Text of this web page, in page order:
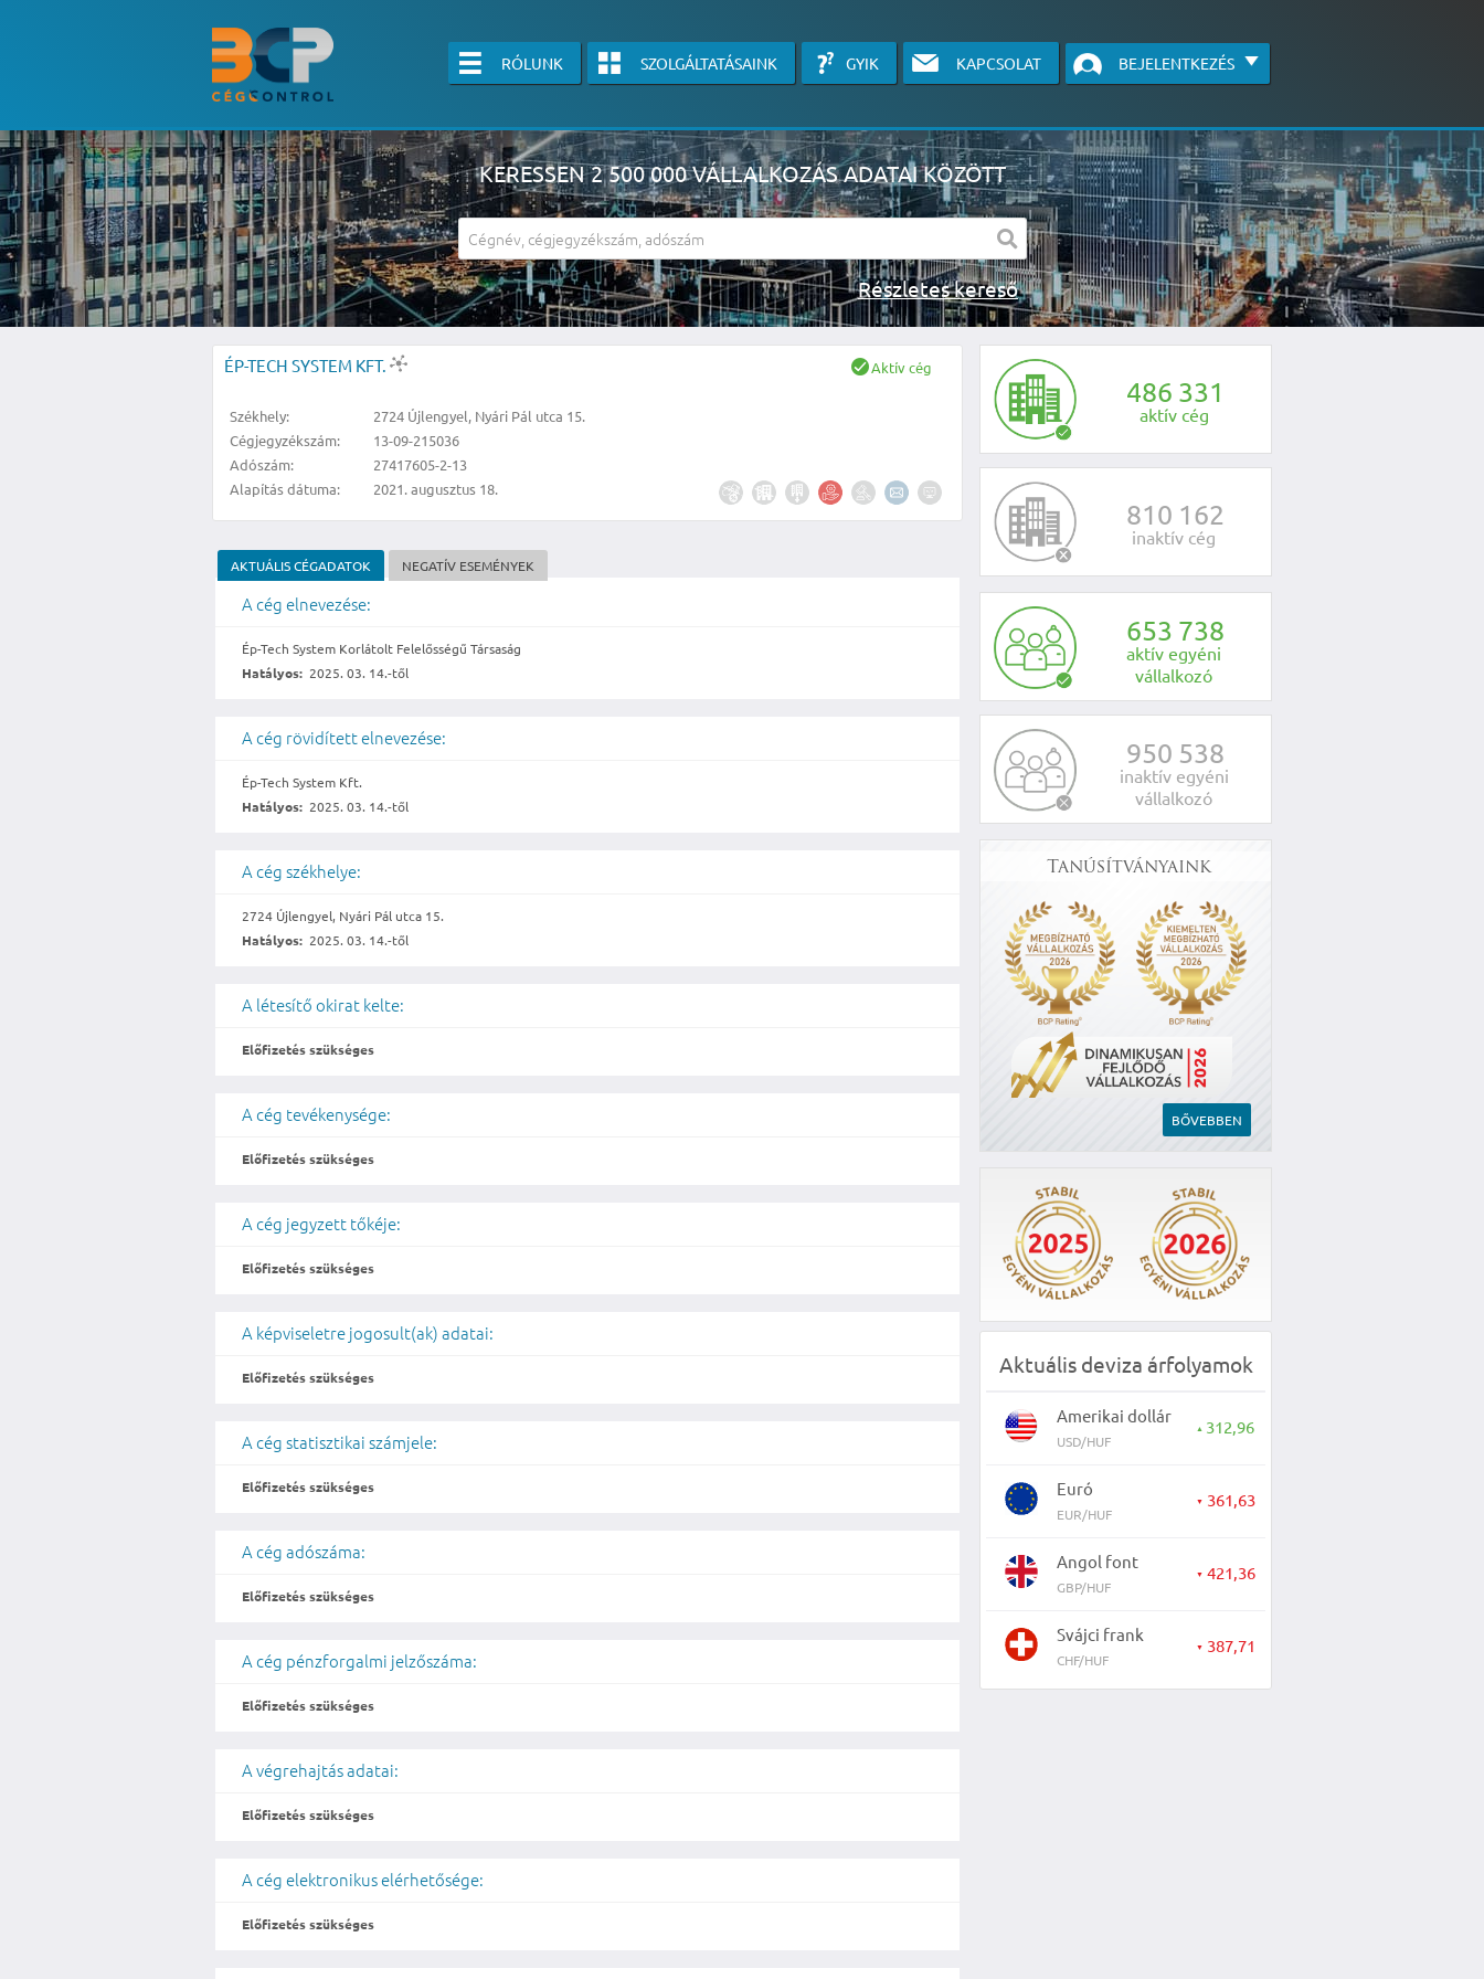
RÓLUNK SZOLGÁLTATÁSAINK GYIK KAPCSOLAT BEJELENTKEZÉS
KERESSEN 2 500 000 VÁLLALKOZÁS ADATAI KÖZÖTT
Részletes kereső
A részletes kereső csak belépett felhasználók számára érhető el, használatához kérjük jelentkezzen be, vagy vegye fel velünk a kapcsolatot az alábbi
486 331
aktív cég
810 162
inaktív cég
653 738
aktív egyéni
vállalkozó
950 538
inaktív egyéni
vállalkozó
Tanúsítványaink
BŐVEBBEN
Aktuális deviza árfolyamok
Amerikai dollár
USD/HUF
▲ 312,96
Euró
EUR/HUF
▼ 361,63
Angol font
GBP/HUF
▼ 421,36
Svájci frank
CHF/HUF
▼ 387,71
ÉP-TECH SYSTEM KFT.
Székhely:
2724 Újlengyel, Nyári Pál utca 15.
Cégjegyzékszám:
13-09-215036
Adószám:
27417605-2-13
Alapítás dátuma:
2021. augusztus 18.
Aktív cég
AKTUÁLIS CÉGADATOK NEGATÍV ESEMÉNYEK
A cég elnevezése:
Ép-Tech System Korlátolt Felelősségű Társaság
Hatályos: 2025. 03. 14.-től
A cég rövidített elnevezése:
Ép-Tech System Kft.
Hatályos: 2025. 03. 14.-től
A cég székhelye:
2724 Újlengyel, Nyári Pál utca 15.
Hatályos: 2025. 03. 14.-től
A létesítő okirat kelte:
Előfizetés szükséges
A cég tevékenysége:
Előfizetés szükséges
A cég jegyzett tőkéje:
Előfizetés szükséges
A képviseletre jogosult(ak) adatai:
Előfizetés szükséges
A cég statisztikai számjele:
Előfizetés szükséges
A cég adószáma:
Előfizetés szükséges
A cég pénzforgalmi jelzőszáma:
Előfizetés szükséges
A végrehajtás adatai:
Előfizetés szükséges
A cég elektronikus elérhetősége:
Előfizetés szükséges